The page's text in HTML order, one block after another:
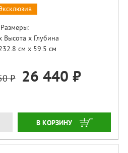
Размеры:
x Глубина
см x 59.5 см
₽ 26 440 ₽
ЗАКАЗАТЬ